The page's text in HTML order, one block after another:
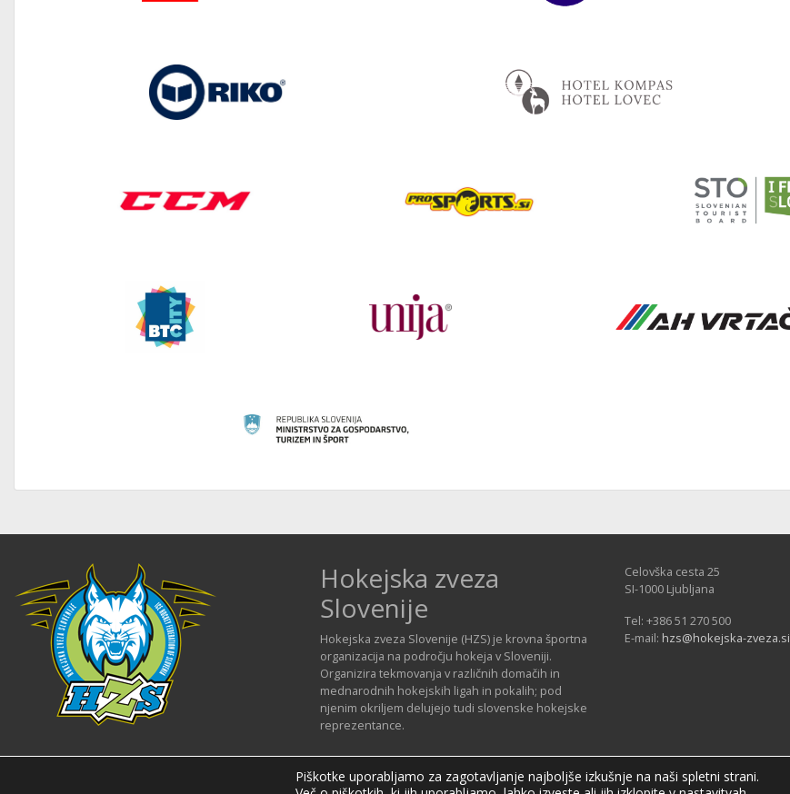
Hokejska zveza
Slovenije
Hokejska zveza Slovenije (HZS) je krovna športna
organizacija na področju hokeja v Sloveniji.
Organizira tekmovanja v različnih domačih in
mednarodnih hokejskih ligah in pokalih; pod
njenim okriljem delujejo tudi slovenske hokejske
reprezentance.
Celovška cesta 25
SI-1000 Ljubljana
Tel: +386 51 270 500
E-mail: hzs@hokejska-zveza.si
Piškotke uporabljamo za zagotavljanje najboljše izkušnje na naši spletni strani.